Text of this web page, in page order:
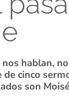
hablan,
cinco
son